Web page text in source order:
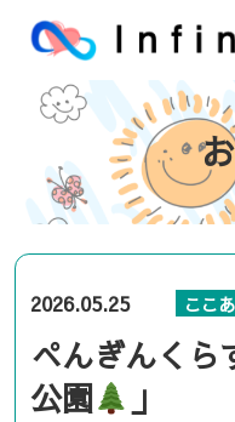
2026.05.25 ここ
ぺんぎんくら
公園
」